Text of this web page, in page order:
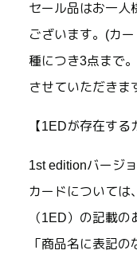
セール品はお一人
ございます。(カ
種につき3点まで
させていただきま
【1EDが存在する
1st editionバージ
カードについては
（1ED）の記載の
「商品名に表記